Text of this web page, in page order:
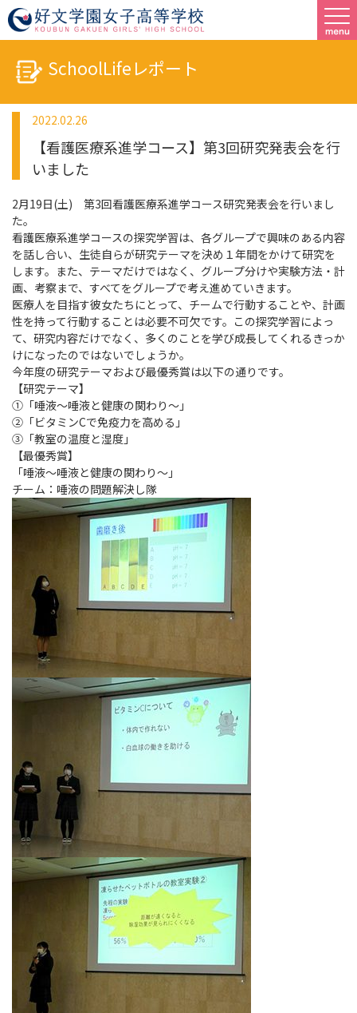
SchoolLifeレポート
2022.02.26
【看護医療系進学コース】第3回研究発表会を行
いました
2月19日(土) 第3回看護医療系進学コース研究発表会を行いまし
た。
看護医療系進学コースの探究学習は、各グループで興味のある内容
を話し合い、生徒自らが研究テーマを決め１年間をかけて研究を
します。また、テーマだけではなく、グループ分けや実験方法・計
画、考察まで、すべてをグループで考え進めていきます。
医療人を目指す彼女たちにとって、チームで行動することや、計画
性を持って行動することは必要不可欠です。この探究学習によっ
て、研究内容だけでなく、多くのことを学び成長してくれるきっか
けになったのではないでしょうか。
今年度の研究テーマおよび最優秀賞は以下の通りです。
【研究テーマ】
①「唾液～唾液と健康の関わり～」
②「ビタミンCで免疫力を高める」
③「教室の温度と湿度」
【最優秀賞】
「唾液～唾液と健康の関わり～」
チーム：唾液の問題解決し隊